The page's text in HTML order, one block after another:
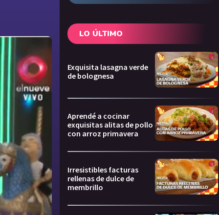
LO ÚLTIMO
Exquisita lasagna verde
de bolognesa
Aprendé a cocinar
exquisitas alitas de pollo
con arroz primavera
Irresistibles facturas
rellenas de dulce de
membrillo